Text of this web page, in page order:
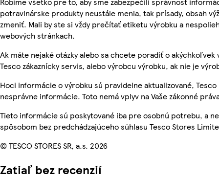
potravinárske produkty neustále menia, tak prísady, obsah
zmeniť. Mali by ste si vždy prečítať etiketu výrobku a
webových stránkach.
Ak máte nejaké otázky alebo sa chcete poradiť o akýchkoľvek
Tesco zákaznícky servis, alebo výrobcu výrobku, ak nie je
Hoci informácie o výrobku sú pravidelne aktualizované,
nesprávne informácie. Toto nemá vplyv na Vaše zákonné
Tieto informácie sú poskytované iba pre osobnú potrebu, a
spôsobom bez predchádzajúceho súhlasu Tesco Stores
© TESCO STORES SR, a.s. 2026
Zatiaľ bez recenzií